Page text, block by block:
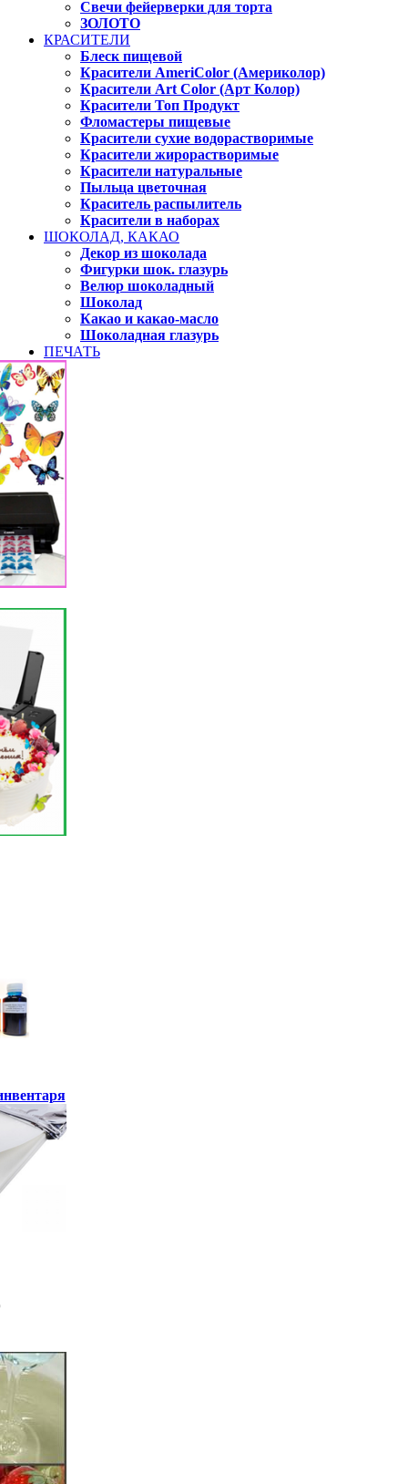
Свечи фейерверки для торта
ЗОЛОТО
КРАСИТЕЛИ
Блеск пищевой
Красители AmeriColor (Америколор)
Красители Art Color (Арт Колор)
Красители Топ Продукт
Фломастеры пищевые
Красители сухие водорастворимые
Красители жирорастворимые
Красители натуральные
Пыльца цветочная
Краситель распылитель
Красители в наборах
ШОКОЛАД, КАКАО
Декор из шоколада
Фигурки шок. глазурь
Велюр шоколадный
Шоколад
Какао и какао-масло
Шоколадная глазурь
ПЕЧАТЬ